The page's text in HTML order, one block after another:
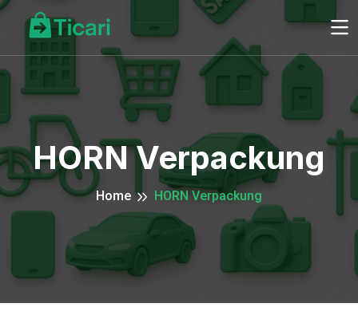
HORN Verpackung
Home HORN Verpackung